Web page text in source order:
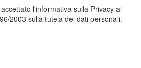
l'informativa sulla Privacy ai
2003 sulla tutela dei dati personali.